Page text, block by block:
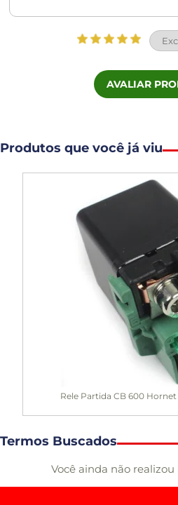
AVALIAR
Produtos que você já viu
Rele Partida CB 600 Hornet
Termos Buscados
Você ainda não